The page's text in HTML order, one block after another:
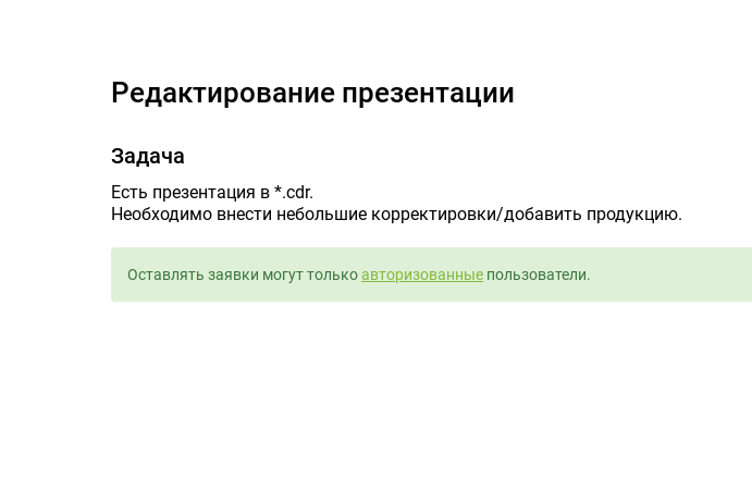
Редактирование презентации
Задача
Есть презентация в *.cdr.
Необходимо внести небольшие корректировки/добавить продукцию.
Оставлять заявки могут толькоавторизованные пользователи.